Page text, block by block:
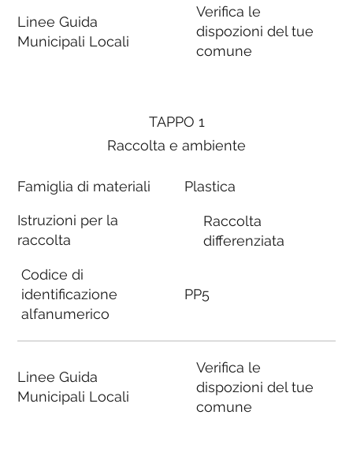
Linee Guida
Municipali Locali
Verifica le
dispozioni del tue
comune
TAPPO 1
Raccolta e ambiente
Famiglia di materiali
Istruzioni per la
raccolta
Codice di
identificazione
alfanumerico
Linee Guida
Municipali Locali
Plastica
Raccolta
differenziata
PP5
Verifica le
dispozioni del tue
comune